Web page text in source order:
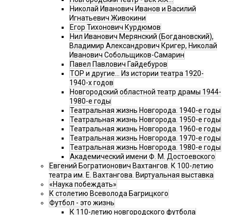
Николай Иванович Иванов и Василий
Игнатьевич Живокини
Егор Тихонович Курдюмов
Нил Иванович Мерянский (Богдановский),
Владимир Александрович Кригер, Николай
Иванович Собольщиков-Самарин
Павел Павлович Гайдебуров
ТОР и другие… Из истории театра 1920-
1940-х годов
Новгородский областной театр драмы 1944-
1980-е годы
Театральная жизнь Новгорода. 1940-е годы
Театральная жизнь Новгорода. 1950-е годы
Театральная жизнь Новгорода. 1960-е годы
Театральная жизнь Новгорода. 1970-е годы
Театральная жизнь Новгорода. 1980-е годы
Академический имени Ф. М. Достоевского
Евгений Богратионович Вахтангов. К 100-летию
театра им. Е. Вахтангова. Виртуальная выставка
«Наука побеждать»
К столетию Всеволода Багрицкого
Футбол - это жизнь
К 110-летию новгородского футбола